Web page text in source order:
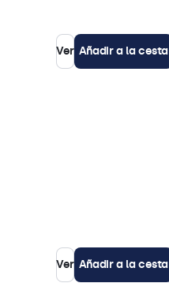
Ver Añadir a la cesta
Ver Añadir a la cesta